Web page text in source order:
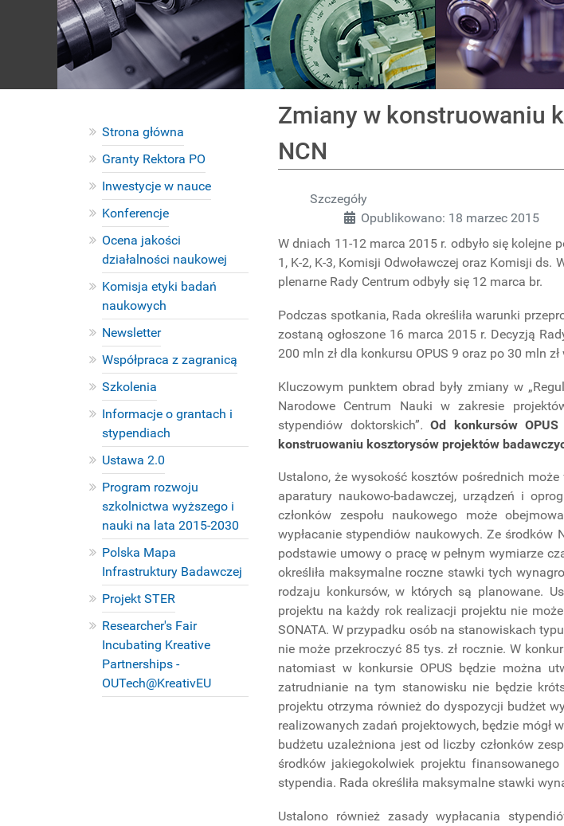
PROJEKTY
Strona główna
Granty Rektora PO
Inwestycje w nauce
Konferencje
Ocena jakości
działalności naukowej
Komisja etyki badań
naukowych
Newsletter
Współpraca z zagranicą
Szkolenia
Informacje o grantach i
stypendiach
Ustawa 2.0
Program rozwoju
szkolnictwa wyższego i
nauki na lata 2015-2030
Polska Mapa
Infrastruktury Badawczej
Projekt STER
Researcher's Fair
Incubating Kreative
Partnerships -
OUTech@KreativEU
Zmiany w konstruowaniu
NCN
Szczegóły
Opublikowano: 18 marzec 2015
W dniach 11-12 marca 2015 r. odbyło się kolejne
1, K-2, K-3, Komisji Odwoławczej oraz Komisji
plenarne Rady Centrum odbyły się 12 marca br.
Podczas spotkania, Rada określiła warunki
zostaną ogłoszone 16 marca 2015 r. Decyzją
200 mln zł dla konkursu OPUS 9 oraz po 30 mln
Kluczowym punktem obrad były zmiany w
Narodowe Centrum Nauki w zakresie
stypendiów doktorskich”.Od konkursów
konstruowaniu kosztorysów projektów
Ustalono, że wysokość kosztów pośrednich
aparatury naukowo-badawczej, urządzeń i
członków zespołu naukowego może
wypłacanie stypendiów naukowych. Ze
podstawie umowy o pracę w pełnym wymiarze
określiła maksymalne roczne stawki tych
rodzaju konkursów, w których są planowane.
projektu na każdy rok realizacji projektu nie
SONATA. W przypadku osób na stanowiskach typu
nie może przekroczyć 85 tys. zł rocznie. W
natomiast w konkursie OPUS będzie można
zatrudnianie na tym stanowisku nie będzie
projektu otrzyma również do dyspozycji budżet
realizowanych zadań projektowych, będzie mógł
budżetu uzależniona jest od liczby członków
środków jakiegokolwiek projektu
stypendia. Rada określiła maksymalne stawki
Ustalono również zasady wypłacania